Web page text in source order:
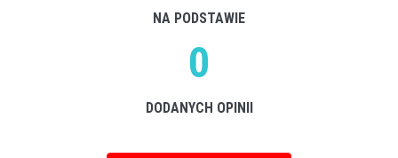
NA PODSTAWIE
0
DODANYCH OPINII